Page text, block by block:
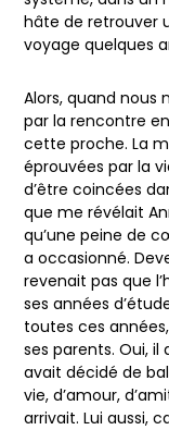
hâte de retrouver
voyage quelques
Alors, quand nous
par la rencontre
cette proche. La
éprouvées par la
d’être coincées
que me révélait
qu’une peine de
a occasionné.
revenait pas que
ses années
toutes ces
ses parents. Oui,
avait décidé de
vie, d’amour,
arrivait. Lui aussi,